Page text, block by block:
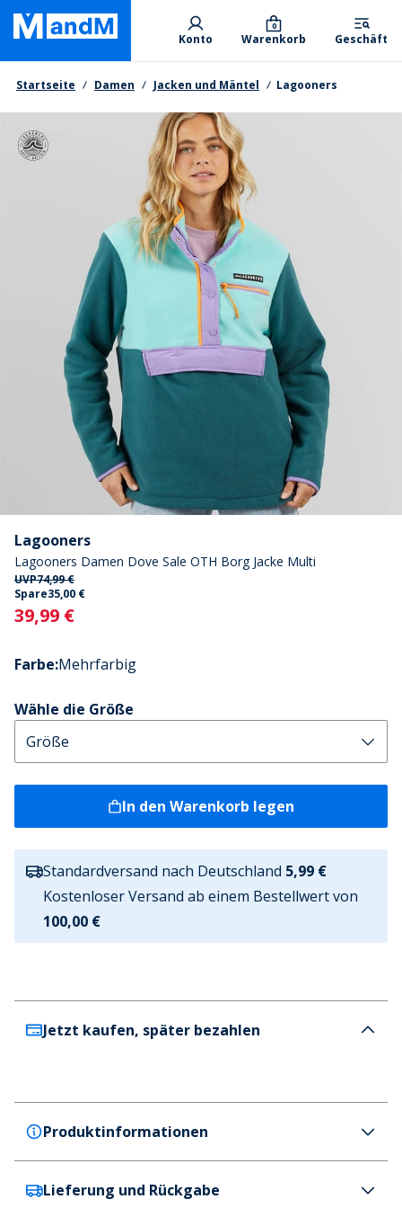
Skip
main
content
Primary departments
Konto Warenkorb
0
Geschäft
Brotkrumen
Startseite Damen Jacken und Mäntel Lagooners
Lagooners
Lagooners Damen Dove Sale OTH Borg Jacke Multi
UVP74,99 €
Spare35,00 €
Current
39,99 €
Farbe:Mehrfarbig
Wähle die Größe
In den Warenkorb legen
Standardversand nach Deutschland 5,99 €
Kostenloser Versand ab einem Bestellwert von
100,00 €
Jetzt kaufen, später bezahlen
Produktinformationen
Lagooners
Lieferung und Rückgabe